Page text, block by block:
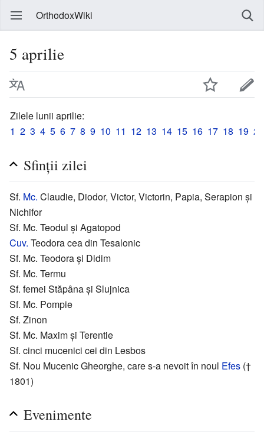
OrthodoxWiki
5 aprilie
Zilele lunii aprilie:
1 2 3 4 5 6 7 8 9 10 11 12 13 14 15 16 17 18 19 20
Sfinţii zilei
Sf. Mc. Claudie, Diodor, Victor, Victorin, Papia, Serapion și
Nichifor
Sf. Mc. Teodul și Agatopod
Cuv. Teodora cea din Tesalonic
Sf. Mc. Teodora și Didim
Sf. Mc. Termu
Sf. femei Stăpâna și Slujnica
Sf. Mc. Pompie
Sf. Zinon
Sf. Mc. Maxim și Terentie
Sf. cinci mucenici cei din Lesbos
Sf. Nou Mucenic Gheorghe, care s-a nevoit în noul Efes (†
1801)
Evenimente